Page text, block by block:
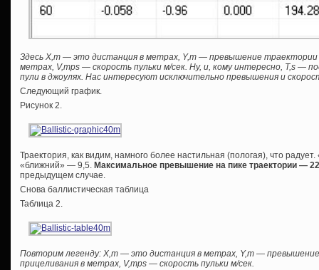
Здесь Х,m — это дистанция в метрах, Y,m — превышение траектории
метрах, V,mps — скорость пульки м/сек. Ну, и, кому интересно, T,s —
пули в джоулях. Нас интересуют исключительно превышения и
Следующий график.
Рисунок 2.
Траектория, как видим, намного более настильная (пологая), что
«ближний» — 9,5. Максимальное превышение на пике траектории —
предыдущем случае.
Снова баллистическая таблица
Таблица 2.
Повторим легенду: Х,m — это дистанция в метрах, Y,m —
прицеливания в метрах, V,mps — скорость пульки м/сек.